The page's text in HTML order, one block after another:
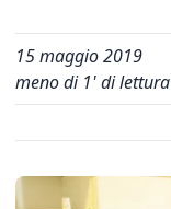
15 maggio 2019
meno di 1' di lettura